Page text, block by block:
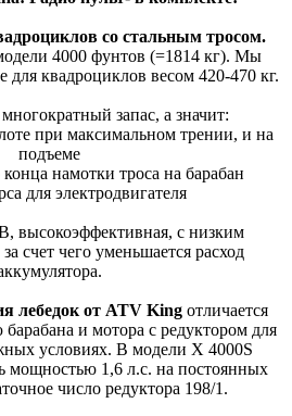
cо стальным тросом.
4000 фунтов (=1814 кг). Мы
для квадроциклов весом 420-470 кг.
запас, а значит:
при максимальном трении, и на
подъеме
намотки троса на барабан
для электродвигателя
высокоэффективная, с низким
счет чего уменьшается расход
лебедок от ATV King отличается
и мотора с редуктором для
условиях. В модели X 4000S
мощностью 1,6 л.с. на постоянных
число редуктора 198/1.